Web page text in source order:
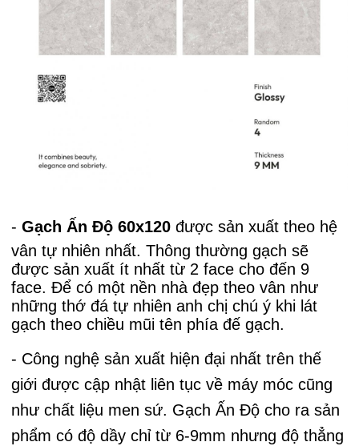
-Gạch Ấn Độ 60x120 được sản xuất theo hệ
vân tự nhiên nhất. Thông thường gạch sẽ
được sản xuất ít nhất từ 2 face cho đến 9
face. Để có một nền nhà đẹp theo vân như
những thớ đá tự nhiên anh chị chú ý khi lát
gạch theo chiều mũi tên phía đế gạch.
- Công nghệ sản xuất hiện đại nhất trên thế
giới được cập nhật liên tục về máy móc cũng
như chất liệu men sứ. Gạch Ấn Độ cho ra sản
phẩm có độ dầy chỉ từ 6-9mm nhưng độ thẳng